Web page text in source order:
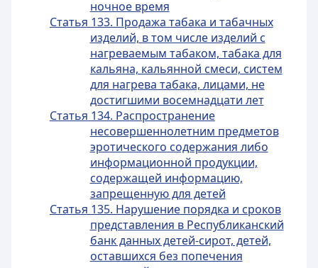
ночное время
Статья 133. Продажа табака и табачных
изделий, в том числе изделий с
нагреваемым табаком, табака для
кальяна, кальянной смеси, систем
для нагрева табака, лицами, не
достигшими восемнадцати лет
Статья 134. Распространение
несовершеннолетним предметов
эротического содержания либо
информационной продукции,
содержащей информацию,
запрещенную для детей
Статья 135. Нарушение порядка и сроков
представления в Республиканский
банк данных детей-сирот, детей,
оставшихся без попечения